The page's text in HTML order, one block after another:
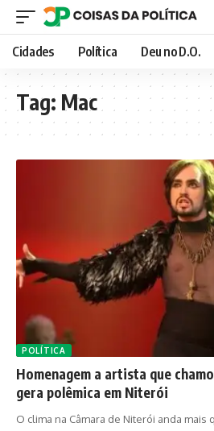
Cidades Política Deu no D.O.
Tag: Mac
POLÍTICA
Homenagem a artista que
gera polêmica em Niterói
O clima na Câmara de Niterói anda